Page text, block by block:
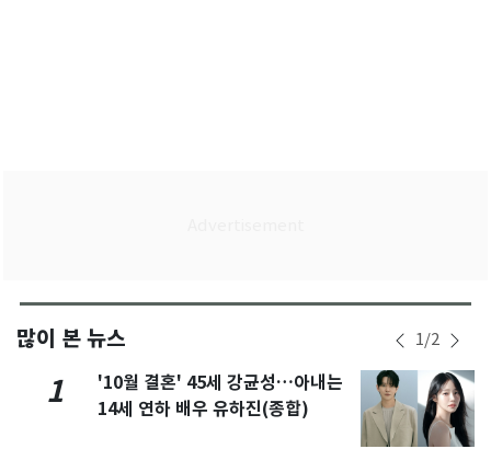
많이 본 뉴스 1/2
1
'10월 결혼' 45세 강균성…아내는
14세 연하 배우 유하진(종합)